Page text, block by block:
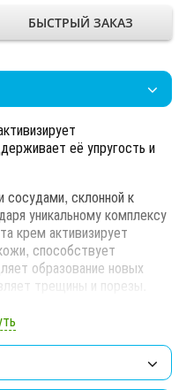
БЫСТРЫЙ ЗАКАЗ
её упругость и
склонной к
уникальному комплексу
крем активизирует
способствует
образование новых
трещины и порезы.
блокируют воспаление.
жирных кислот и
и придают ей упругость, а